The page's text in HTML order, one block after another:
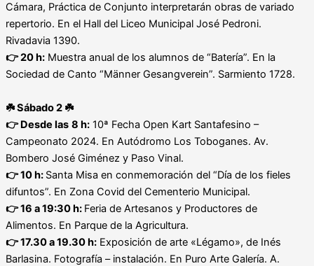
Cámara, Práctica de Conjunto interpretarán obras de variado
repertorio. En el Hall del Liceo Municipal José Pedroni.
Rivadavia 1390.
👉20 h: Muestra anual de los alumnos de “Batería”. En la
Sociedad de Canto “Männer Gesangverein”. Sarmiento 1728.
☘️ Sábado 2 ☘️
👉 Desde las 8 h: 10ª Fecha Open Kart Santafesino –
Campeonato 2024. En Autódromo Los Toboganes. Av.
Bombero José Giménez y Paso Vinal.
👉 10 h: Santa Misa en conmemoración del “Día de los fieles
difuntos”. En Zona Covid del Cementerio Municipal.
👉16 a 19:30 h: Feria de Artesanos y Productores de
Alimentos. En Parque de la Agricultura.
👉17.30 a 19.30 h: Exposición de arte «Légamo», de Inés
Barlasina. Fotografía – instalación. En Puro Arte Galería. A.